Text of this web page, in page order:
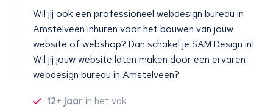
Wil jij ook een professioneel webdesign bureau in
Amstelveen inhuren voor het bouwen van jouw
website of webshop? Dan schakel je SAM Design in!
Wil jij jouw website laten maken door een ervaren
webdesign bureau in Amstelveen?
12+ jaarin het vak